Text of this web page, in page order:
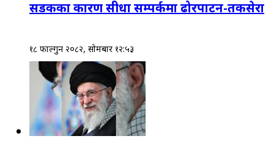
सडकका कारण सीधा सम्पर्कमा ढोरपाटन-तकसेरा
१८ फाल्गुन २०८२, सोमबार १२:५३